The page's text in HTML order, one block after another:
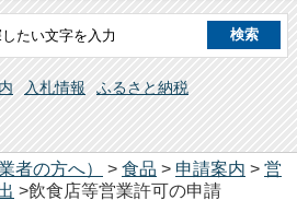
入札情報
ふるさと納税
者の方へ） > 食品 > 申請案内 > 営
>飲食店等営業許可の申請